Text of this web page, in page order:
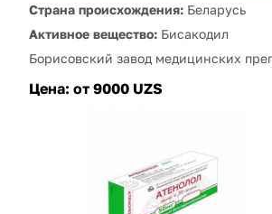
Страна происхождения: Беларусь
Активное вещество: Бисакодил
Борисовский завод медицинских
Цена: от 9000 UZS